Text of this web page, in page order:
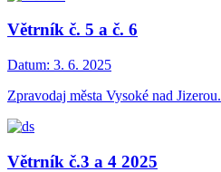
Větrník č. 5 a č. 6
Datum: 3. 6. 2025
Zpravodaj města Vysoké nad Jizerou.
Větrník č.3 a 4 2025